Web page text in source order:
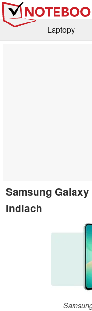
Laptopy
Samsung
Indiach